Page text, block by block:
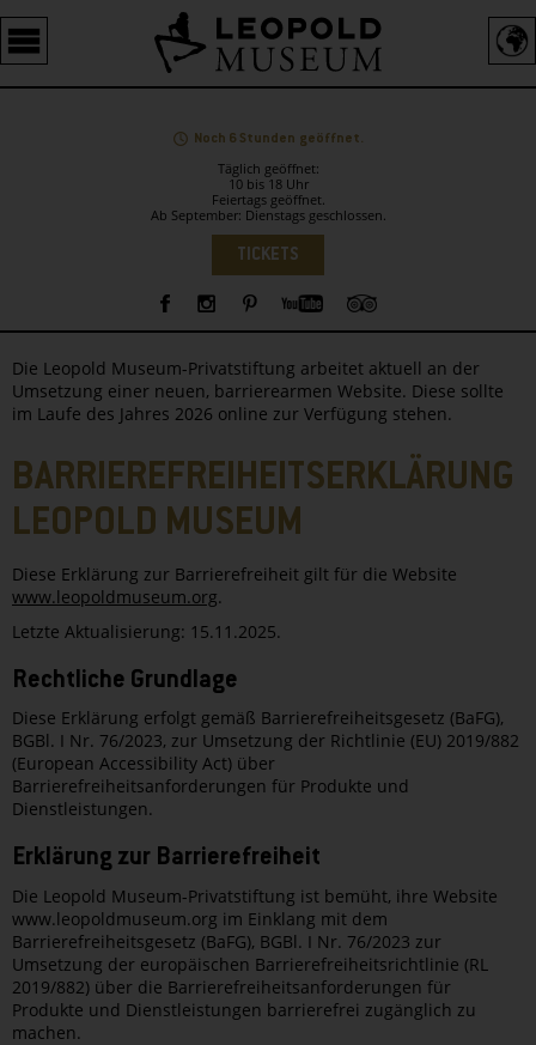
Barrierefreie
Bedienung
der
Noch 6 Stunden geöffnet.
Täglich geöffnet:
10 bis 18 Uhr
Feiertags geöffnet.
Ab September: Dienstags geschlossen.
TICKETS
Sidebar
Die Leopold Museum-Privatstiftung arbeitet aktuell an der
Umsetzung einer neuen, barrierearmen Website. Diese sollte
im Laufe des Jahres 2026 online zur Verfügung stehen.
BARRIEREFREIHEITSERKLÄRUNG
LEOPOLD MUSEUM
Diese Erklärung zur Barrierefreiheit gilt für die Website
www.leopoldmuseum.org.
Letzte Aktualisierung: 15.11.2025.
Rechtliche Grundlage
Diese Erklärung erfolgt gemäß Barrierefreiheitsgesetz (BaFG),
BGBl. I Nr. 76/2023, zur Umsetzung der Richtlinie (EU) 2019/882
(European Accessibility Act) über
Barrierefreiheitsanforderungen für Produkte und
Dienstleistungen.
Erklärung zur Barrierefreiheit
Die Leopold Museum-Privatstiftung ist bemüht, ihre Website
www.leopoldmuseum.org im Einklang mit dem
Barrierefreiheitsgesetz (BaFG), BGBl. I Nr. 76/2023 zur
Umsetzung der europäischen Barrierefreiheitsrichtlinie (RL
2019/882) über die Barrierefreiheitsanforderungen für
Produkte und Dienstleistungen barrierefrei zugänglich zu
machen.